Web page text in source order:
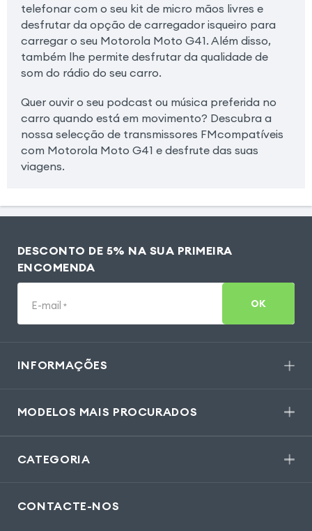
telefonar com o seu kit de micro mãos livres e
desfrutar da opção de carregador isqueiro para
carregar o seu Motorola Moto G41. Além disso,
também lhe permite desfrutar da qualidade de
som do rádio do seu carro.
Quer ouvir o seu podcast ou música preferida no
carro quando está em movimento? Descubra a
nossa selecção de transmissores FMcompatíveis
com Motorola Moto G41 e desfrute das suas
viagens.
DESCONTO DE 5% NA SUA PRIMEIRA
ENCOMENDA
E-mail * OK
INFORMAÇÕES
MODELOS MAIS PROCURADOS
CATEGORIA
CONTACTE-NOS